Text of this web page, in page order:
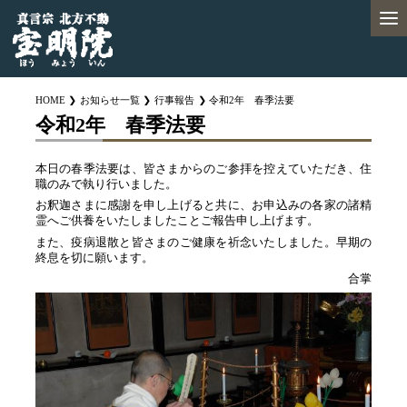
HOME お知らせ一覧 行事報告 令和2年 春季法要
令和2年 春季法要
本日の春季法要は、皆さまからのご参拝を控えていただき、住
職のみで執り行いました。
お釈迦さまに感謝を申し上げると共に、お申込みの各家の諸精
霊へご供養をいたしましたことご報告申し上げます。
また、疫病退散と皆さまのご健康を祈念いたしました。早期の
終息を切に願います。
合掌